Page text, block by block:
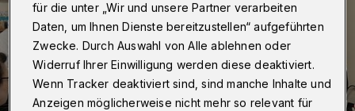
für die unter „Wir und unsere Partner verarbeiten
Daten, um Ihnen Dienste bereitzustellen“ aufgeführten
Zwecke. Durch Auswahl von Alle ablehnen oder
Widerruf Ihrer Einwilligung werden diese deaktiviert.
Wenn Tracker deaktiviert sind, sind manche Inhalte und
Anzeigen möglicherweise nicht mehr so relevant für